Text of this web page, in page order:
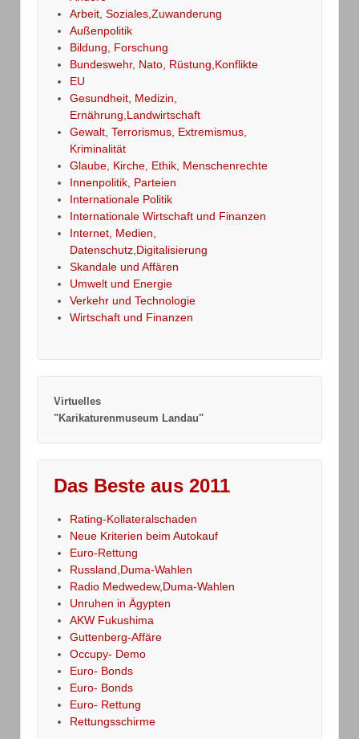
Arbeit, Soziales,Zuwanderung
Außenpolitik
Bildung, Forschung
Bundeswehr, Nato, Rüstung,Konflikte
EU
Gesundheit, Medizin,
Ernährung,Landwirtschaft
Gewalt, Terrorismus, Extremismus,
Kriminalität
Glaube, Kirche, Ethik, Menschenrechte
Innenpolitik, Parteien
Internationale Politik
Internationale Wirtschaft und Finanzen
Internet, Medien,
Datenschutz,Digitalisierung
Skandale und Affären
Umwelt und Energie
Verkehr und Technologie
Wirtschaft und Finanzen
Virtuelles
"Karikaturenmuseum Landau"
Das Beste aus 2011
Rating-Kollateralschaden
Neue Kriterien beim Autokauf
Euro-Rettung
Russland,Duma-Wahlen
Radio Medwedew,Duma-Wahlen
Unruhen in Ägypten
AKW Fukushima
Guttenberg-Affäre
Occupy- Demo
Euro- Bonds
Euro- Bonds
Euro- Rettung
Rettungsschirme